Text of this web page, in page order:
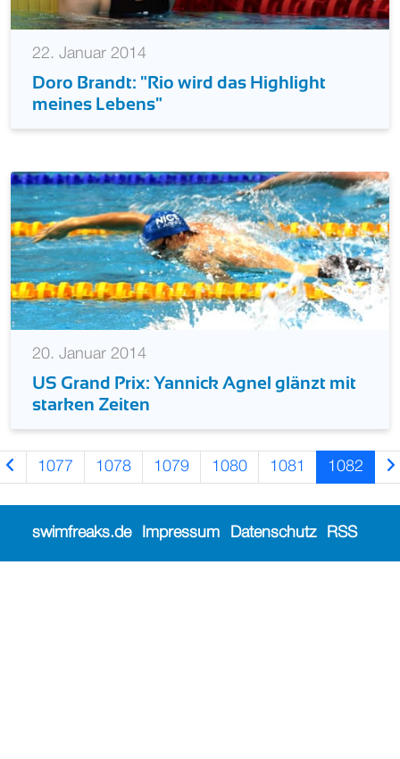
22. Januar 2014
Doro Brandt: "Rio wird das Highlight
meines Lebens"
20. Januar 2014
US Grand Prix: Yannick Agnel glänzt mit
starken Zeiten
1077 1078 1079 1080 1081 1082
swimfreaks.de Impressum Datenschutz RSS